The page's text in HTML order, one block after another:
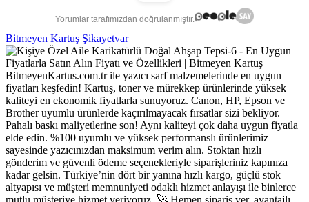
Yorumlar tarafımızdan doğrulanmıştır.
Bitmeyen Kartuş Şikayetvar
BitmeyenKartus.com.tr ile yazıcı sarf malzemelerinde en uygun
fiyatları keşfedin! Kartuş, toner ve mürekkep ürünlerinde yüksek
kaliteyi en ekonomik fiyatlarla sunuyoruz. Canon, HP, Epson ve
Brother uyumlu ürünlerde kaçırılmayacak fırsatlar sizi bekliyor.
Pahalı baskı maliyetlerine son! Aynı kaliteyi çok daha uygun fiyatla
elde edin. %100 uyumlu ve yüksek performanslı ürünlerimiz
sayesinde yazıcınızdan maksimum verim alın. Stoktan hızlı
gönderim ve güvenli ödeme seçenekleriyle siparişleriniz kapınıza
kadar gelsin. Türkiye’nin dört bir yanına hızlı kargo, güçlü stok
altyapısı ve müşteri memnuniyeti odaklı hizmet anlayışı ile binlerce
mutlu müşteriye hizmet veriyoruz. 🚀 Hemen sipariş ver, avantajlı